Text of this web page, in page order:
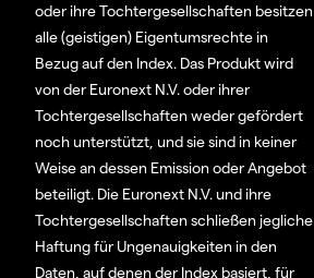
oder ihre Tochtergesellschaften besitzen
alle (geistigen) Eigentumsrechte in
Bezug auf den Index. Das Produkt wird
von der Euronext N.V. oder ihrer
Tochtergesellschaften weder gefördert
noch unterstützt, und sie sind in keiner
Weise an dessen Emission oder Angebot
beteiligt. Die Euronext N.V. und ihre
Tochtergesellschaften schließen jegliche
Haftung für Ungenauigkeiten in den
Daten, auf denen der Index basiert, für